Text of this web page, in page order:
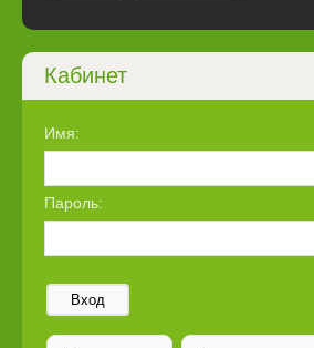
Кабинет
Имя:
Пароль:
Вход